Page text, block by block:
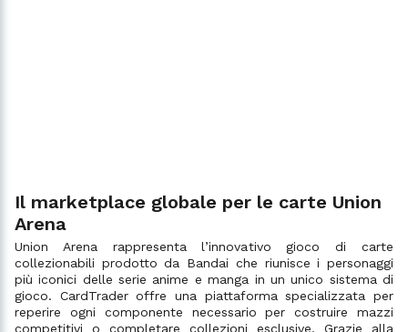
Il marketplace globale per le carte Union
Arena
Union Arena rappresenta l’innovativo gioco di carte
collezionabili prodotto da Bandai che riunisce i personaggi
più iconici delle serie anime e manga in un unico sistema di
gioco. CardTrader offre una piattaforma specializzata per
reperire ogni componente necessario per costruire mazzi
competitivi o completare collezioni esclusive. Grazie alla